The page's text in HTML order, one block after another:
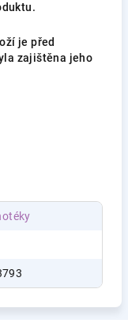
je před
zajištěna jeho